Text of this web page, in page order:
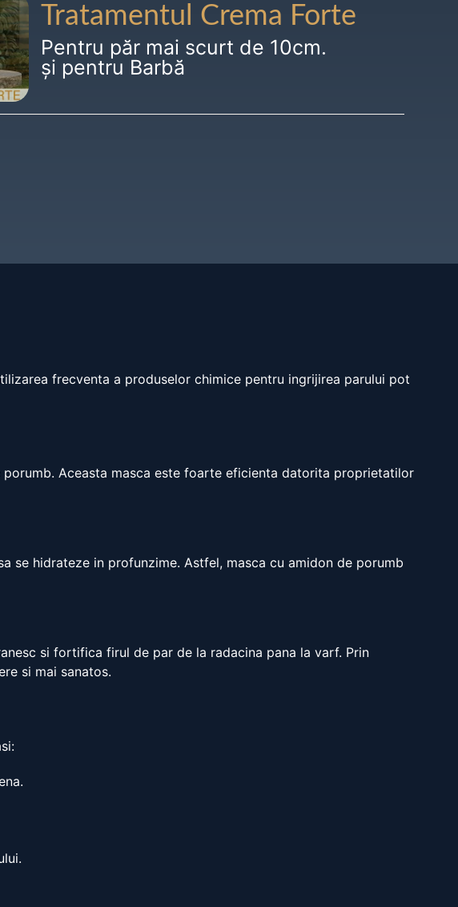
Tratamentul Crema Forte
Pentru păr mai scurt de 10cm.
și pentru Barbă
frecventa a produselor chimice pentru ingrijirea parului pot
Aceasta masca este foarte eficienta datorita proprietatilor
se hidrateze in profunzime. Astfel, masca cu amidon de porumb
si fortifica firul de par de la radacina pana la varf. Prin
si mai sanatos.